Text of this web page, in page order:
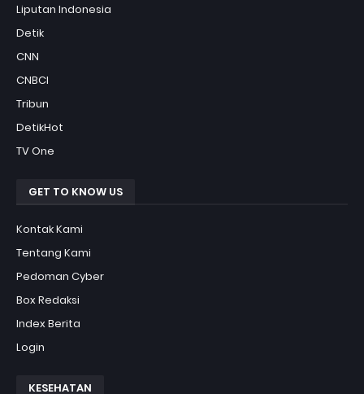
Liputan Indonesia
Detik
CNN
CNBCI
Tribun
DetikHot
TV One
GET TO KNOW US
Kontak Kami
Tentang Kami
Pedoman Cyber
Box Redaksi
Index Berita
Login
KESEHATAN